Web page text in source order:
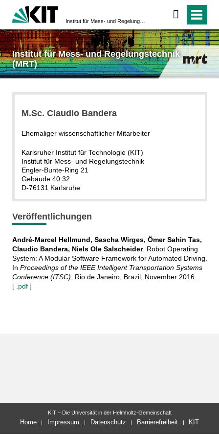
Institut für Mess- und Regelungstechnik
(MRT)
M.Sc. Claudio Bandera
Ehemaliger wissenschaftlicher Mitarbeiter
Karlsruher Institut für Technologie (KIT)
Institut für Mess- und Regelungstechnik
Engler-Bunte-Ring 21
Gebäude 40.32
D-76131 Karlsruhe
Veröffentlichungen
André-Marcel Hellmund, Sascha Wirges, Ömer Sahin Tas,
Claudio Bandera, Niels Ole Salscheider. Robot Operating
System: A Modular Software Framework for Automated Driving.
In Proceedings of the IEEE Intelligent Transportation Systems
Conference (ITSC) , Rio de Janeiro, Brazil, November 2016.
[ .pdf]
KIT – Die Universität in der Helmholtz-Gemeinschaft
Home Impressum Datenschutz Barrierefreiheit KIT